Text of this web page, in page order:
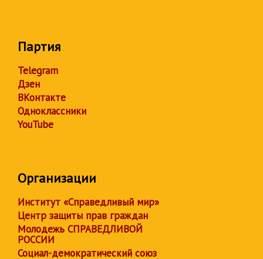
Партия
Telegram
Дзен
ВКонтакте
Одноклассники
YouTube
Организации
Институт «Справедливый мир»
Центр защиты прав граждан
Молодежь СПРАВЕДЛИВОЙ
РОССИИ
Социал-демократический союз